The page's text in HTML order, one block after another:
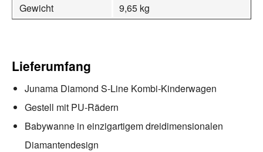
Gewicht 9,65 kg
Lieferumfang
Junama Diamond S-Line Kombi-Kinderwagen
Gestell mit PU-Rädern
Babywanne in einzigartigem dreidimensionalen
Diamantendesign